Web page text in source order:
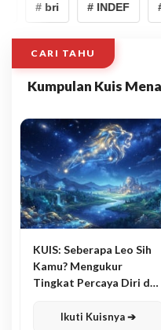
# bri # INDEF
CARI TAHU
Kumpulan Kuis
KUIS: Seberapa Leo Sih
Kamu? Mengukur
Tingkat Percaya Diri dan
Ikuti Kuisnya ➔